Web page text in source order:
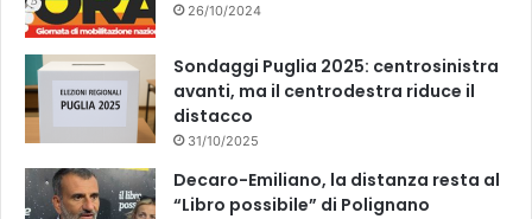
26/10/2024
Sondaggi Puglia 2025: centrosinistra
avanti, ma il centrodestra riduce il
distacco
31/10/2025
Decaro-Emiliano, la distanza resta al
“Libro possibile” di Polignano